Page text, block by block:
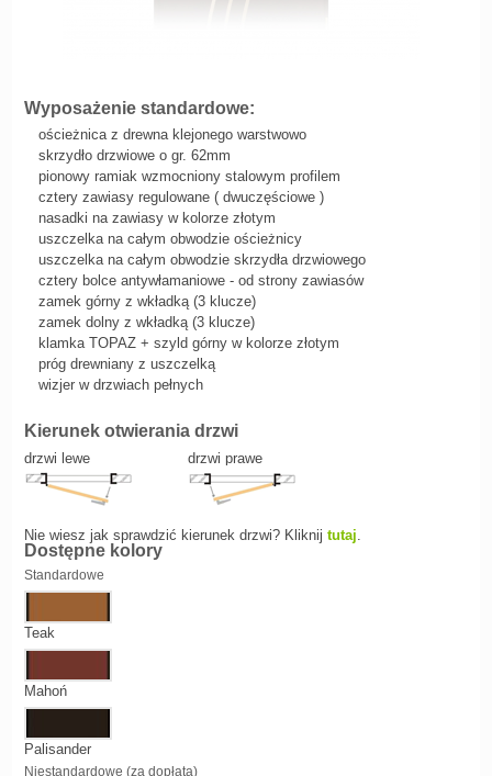
Wyposażenie standardowe:
ościeżnica z drewna klejonego warstwowo
skrzydło drzwiowe o gr. 62mm
pionowy ramiak wzmocniony stalowym profilem
cztery zawiasy regulowane ( dwuczęściowe )
nasadki na zawiasy w kolorze złotym
uszczelka na całym obwodzie ościeżnicy
uszczelka na całym obwodzie skrzydła drzwiowego
cztery bolce antywłamaniowe - od strony zawiasów
zamek górny z wkładką (3 klucze)
zamek dolny z wkładką (3 klucze)
klamka TOPAZ + szyld górny w kolorze złotym
próg drewniany z uszczelką
wizjer w drzwiach pełnych
Kierunek otwierania drzwi
drzwi lewe drzwi prawe
Nie wiesz jak sprawdzić kierunek drzwi? Kliknij tutaj.
Dostępne kolory
Standardowe
Teak
Mahoń
Palisander
Niestandardowe (za dopłatą)